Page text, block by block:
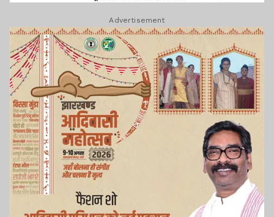
Advertisement